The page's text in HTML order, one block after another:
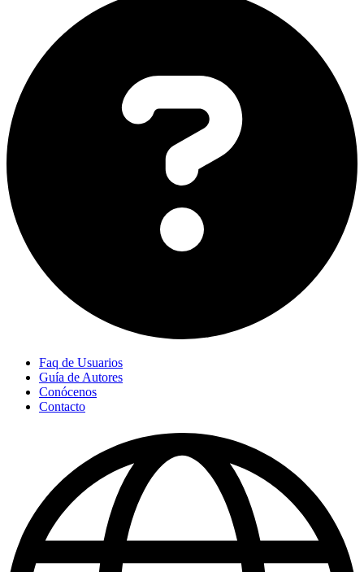
Faq de Usuarios
Guía de Autores
Conócenos
Contacto